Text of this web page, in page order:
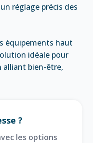
réglage précis des
équipements haut
idéale pour
alliant bien-être,
?
les options